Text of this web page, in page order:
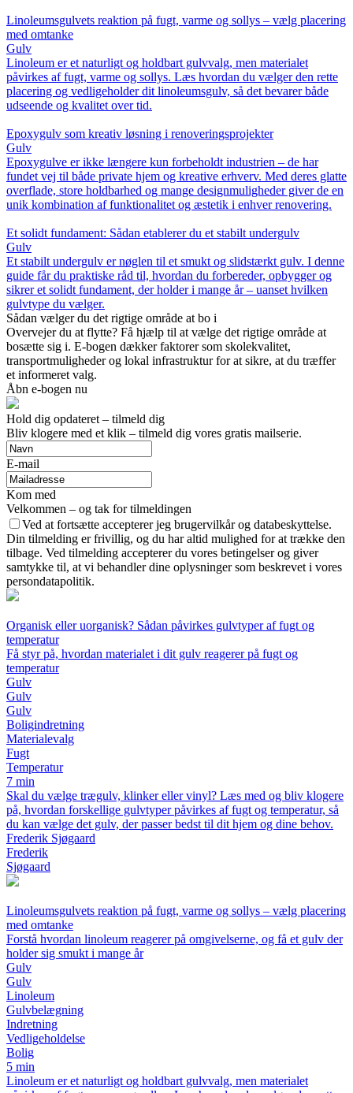
Linoleumsgulvets reaktion på fugt, varme og sollys – vælg placering
med omtanke
Gulv
Linoleum er et naturligt og holdbart gulvvalg, men materialet
påvirkes af fugt, varme og sollys. Læs hvordan du vælger den rette
placering og vedligeholder dit linoleumsgulv, så det bevarer både
udseende og kvalitet over tid.
Epoxygulv som kreativ løsning i renoveringsprojekter
Gulv
Epoxygulve er ikke længere kun forbeholdt industrien – de har
fundet vej til både private hjem og kreative erhverv. Med deres glatte
overflade, store holdbarhed og mange designmuligheder giver de en
unik kombination af funktionalitet og æstetik i enhver renovering.
Et solidt fundament: Sådan etablerer du et stabilt undergulv
Gulv
Et stabilt undergulv er nøglen til et smukt og slidstærkt gulv. I denne
guide får du praktiske råd til, hvordan du forbereder, opbygger og
sikrer et solidt fundament, der holder i mange år – uanset hvilken
gulvtype du vælger.
Sådan vælger du det rigtige område at bo i
Overvejer du at flytte? Få hjælp til at vælge det rigtige område at
bosætte sig i. E-bogen dækker faktorer som skolekvalitet,
transportmuligheder og lokal infrastruktur for at sikre, at du træffer
et informeret valg.
Åbn e-bogen nu
Hold dig opdateret – tilmeld dig
Bliv klogere med et klik – tilmeld dig vores gratis mailserie.
E-mail
Kom med
Velkommen – og tak for tilmeldingen
Ved at fortsætte accepterer jeg brugervilkår og databeskyttelse.
Din tilmelding er frivillig, og du har altid mulighed for at trække den
tilbage. Ved tilmelding accepterer du vores betingelser og giver
samtykke til, at vi behandler dine oplysninger som beskrevet i vores
persondatapolitik.
Organisk eller uorganisk? Sådan påvirkes gulvtyper af fugt og
temperatur
Få styr på, hvordan materialet i dit gulv reagerer på fugt og
temperatur
Gulv
Gulv
Gulv
Boligindretning
Materialevalg
Fugt
Temperatur
7 min
Skal du vælge trægulv, klinker eller vinyl? Læs med og bliv klogere
på, hvordan forskellige gulvtyper påvirkes af fugt og temperatur, så
du kan vælge det gulv, der passer bedst til dit hjem og dine behov.
Frederik Sjøgaard
Frederik
Sjøgaard
Linoleumsgulvets reaktion på fugt, varme og sollys – vælg placering
med omtanke
Forstå hvordan linoleum reagerer på omgivelserne, og få et gulv der
holder sig smukt i mange år
Gulv
Gulv
Linoleum
Gulvbelægning
Indretning
Vedligeholdelse
Bolig
5 min
Linoleum er et naturligt og holdbart gulvvalg, men materialet